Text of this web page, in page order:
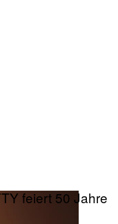
feiert 50 Jahre